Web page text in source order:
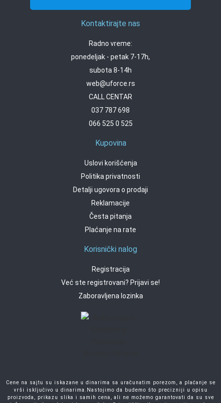
Kontaktirajte nas
Radno vreme:
ponedeljak - petak 7-17h,
subota 8-14h
web@uforce.rs
CALL CENTAR
037 787 698
066 525 0 525
Kupovina
Uslovi korišćenja
Politika privatnosti
Detalji ugovora o prodaji
Reklamacije
Česta pitanja
Plaćanje na rate
Korisnički nalog
Registracija
Već ste registrovani? Prijavi se!
Zaboravljena lozinka
Cene na sajtu su iskazane u dinarima sa uračunatim porezom, a plaćanje se
vrši isključivo u dinarima.Nastojimo da budemo što precizniji u opisu
proizvoda, prikazu slika i samih cena, ali ne možemo garantovati da su sve